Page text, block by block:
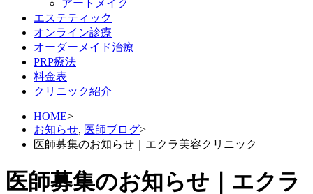
アートメイク
エステティック
オンライン診療
オーダーメイド治療
PRP療法
料金表
クリニック紹介
HOME>
お知らせ, 医師ブログ>
医師募集のお知らせ｜エクラ美容クリニック
医師募集のお知らせ｜エクラ